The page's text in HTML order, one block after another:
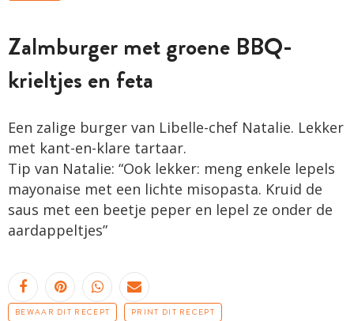
Zalmburger met groene BBQ-
krieltjes en feta
Een zalige burger van Libelle-chef Natalie. Lekker
met kant-en-klare tartaar.
Tip van Natalie: “Ook lekker: meng enkele lepels
mayonaise met een lichte misopasta. Kruid de
saus met een beetje peper en lepel ze onder de
aardappeltjes”
BEWAAR DIT RECEPT PRINT DIT RECEPT